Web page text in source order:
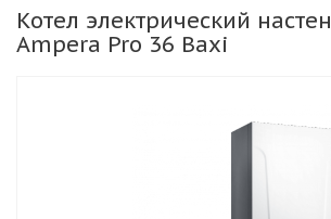
Котел электрический
Ampera Pro 36 Baxi